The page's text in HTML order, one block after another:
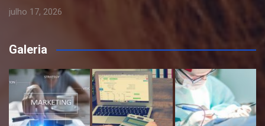
julho 17, 2026
Galeria